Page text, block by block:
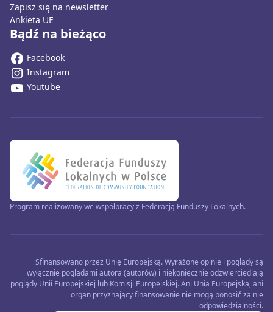
Zapisz się na newsletter
Ankieta UE
Bądź na bieżąco
Facebook
Instagram
Youtube
Program realizowany we współpracy z Federacją Funduszy Lokalnych.
Sfinansowano przez Unię Europejską. Wyrażone opinie i poglądy są
wyłącznie poglądami autora (autorów) i niekoniecznie odzwierciedlają
poglądy Unii Europejskiej lub Komisji Europejskiej. Ani Unia Europejska, ani
organ przyznający finansowanie nie mogą ponosić za nie
odpowiedzialności.